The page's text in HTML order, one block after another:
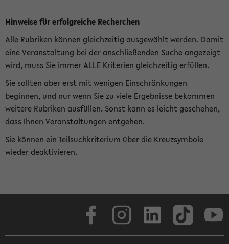
Hinweise für erfolgreiche Recherchen
Alle Rubriken können gleichzeitig ausgewählt werden. Damit
eine Veranstaltung bei der anschließenden Suche angezeigt
wird, muss Sie immer ALLE Kriterien gleichzeitig erfüllen.
Sie sollten aber erst mit wenigen Einschränkungen
beginnen, und nur wenn Sie zu viele Ergebnisse bekommen
weitere Rubriken ausfüllen. Sonst kann es leicht geschehen,
dass Ihnen Veranstaltungen entgehen.
Sie können ein Teilsuchkriterium über die Kreuzsymbole
wieder deaktivieren.